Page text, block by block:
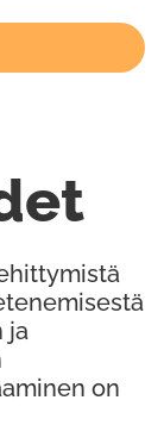
ja
on